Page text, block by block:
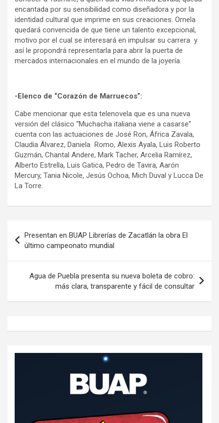
encantada por su sensibilidad como diseñadora y por la
identidad cultural que imprime en sus creaciones. Ornela
quedará convencida de que tiene un talento excepcional,
motivo por el cual se interesará en impulsar su carrera y
así le propondrá representarla para abrir la puerta de
mercados internacionales en el mundo de la joyería.
-Elenco de “Corazón de Marruecos”:
Cabe mencionar que esta telenovela que es una nueva
versión del clásico “Muchacha italiana viene a casarse”
cuenta con las actuaciones de José Ron, África Zavala,
Claudia Álvarez, Daniela Romo, Alexis Ayala, Luis Roberto
Guzmán, Chantal Andere, Mark Tacher, Arcelia Ramírez,
Alberto Estrella, Luis Gatica, Pedro de Tavira, Aarón
Mercury, Tania Nicole, Jesús Ochoa, Mich Duval y Lucca De
La Torre.
de
entradas
Presentan en BUAP Librerías de Zacatlán la obra El
último campeonato mundial
Agua de Puebla presenta su nueva boleta de cobro:
más clara, transparente y fácil de consultar